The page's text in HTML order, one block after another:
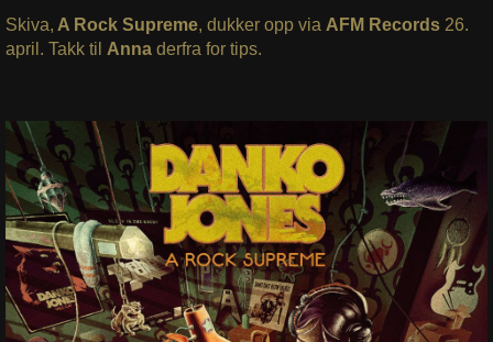
Skiva, A Rock Supreme, dukker opp via AFM Records 26.
april. Takk til Anna derfra for tips.